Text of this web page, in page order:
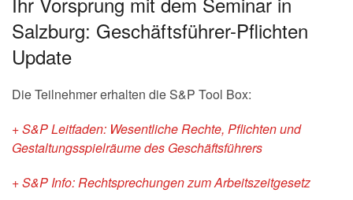
Salzburg: Geschäftsführer-Pflichten
Update
Die Teilnehmer erhalten die S&P Tool Box:
+ S&P Leitfaden: Wesentliche Rechte, Pflichten und
Gestaltungsspielräume des Geschäftsführers
+ S&P Info: Rechtsprechungen zum Arbeitszeitgesetz